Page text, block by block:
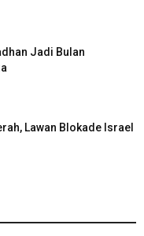
Jadi Bulan
Lawan Blokade Israel